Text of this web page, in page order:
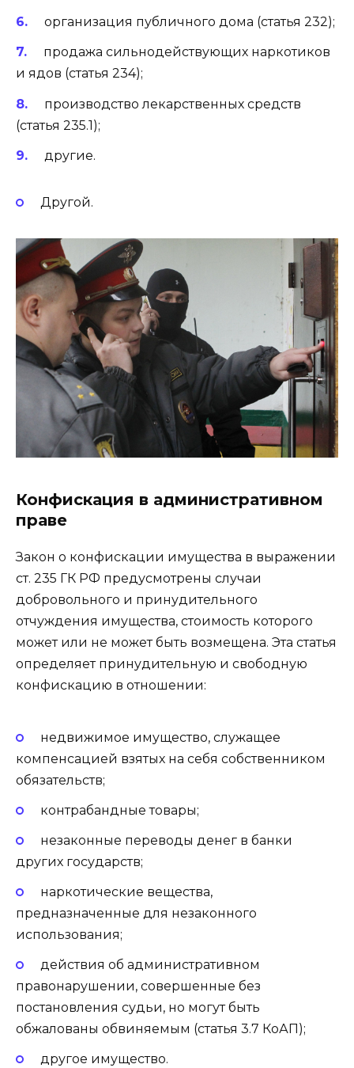
организация публичного дома (статья 232);
продажа сильнодействующих наркотиков
и ядов (статья 234);
производство лекарственных средств
(статья 235.1);
другие.
Другой.
Конфискация в административном
праве
Закон о конфискации имущества в выражении
ст. 235 ГК РФ предусмотрены случаи
добровольного и принудительного
отчуждения имущества, стоимость которого
может или не может быть возмещена. Эта статья
определяет принудительную и свободную
конфискацию в отношении:
недвижимое имущество, служащее
компенсацией взятых на себя собственником
обязательств;
контрабандные товары;
незаконные переводы денег в банки
других государств;
наркотические вещества,
предназначенные для незаконного
использования;
действия об административном
правонарушении, совершенные без
постановления судьи, но могут быть
обжалованы обвиняемым (статья 3.7 КоАП);
другое имущество.